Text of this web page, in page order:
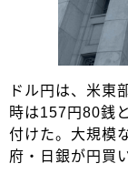
ドル円は、米東
時は157円80銭
付けた。大規模
府・日銀が円買